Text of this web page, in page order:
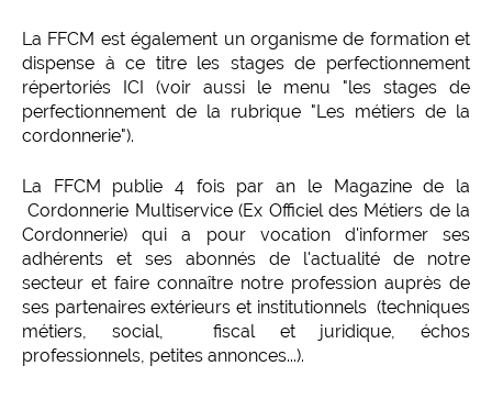
La FFCM est également un organisme de formation et
dispense à ce titre les stages de perfectionnement
répertoriés ICI (voir aussi le menu "les stages de
perfectionnement de la rubrique "Les métiers de la
cordonnerie").
La FFCM publie 4 fois par an le Magazine de la
Cordonnerie Multiservice (Ex Officiel des Métiers de la
Cordonnerie) qui a pour vocation d'informer ses
adhérents et ses abonnés de l'actualité de notre
secteur et faire connaître notre profession auprès de
ses partenaires extérieurs et institutionnels (techniques
métiers, social, fiscal et juridique, échos
professionnels, petites annonces...).